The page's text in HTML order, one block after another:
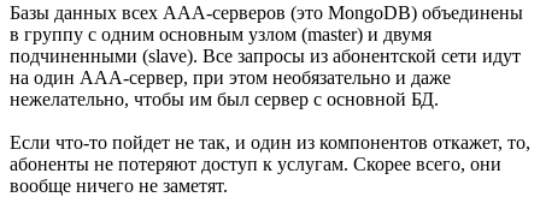
Базы данных всех AAA-серверов (это MongoDB) объединены
в группу с одним основным узлом (master) и двумя
подчиненными (slave). Все запросы из абонентской сети идут
на один AAA-сервер, при этом необязательно и даже
нежелательно, чтобы им был сервер с основной БД.
Если что-то пойдет не так, и один из компонентов откажет, то,
абоненты не потеряют доступ к услугам. Скорее всего, они
вообще ничего не заметят.